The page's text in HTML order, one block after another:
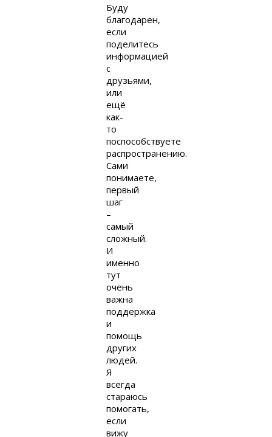
Буду
благодарен,
если
поделитесь
информацией
с
друзьями,
или
ещё
как-
то
поспособствуете
распространению.
Сами
понимаете,
первый
шаг
–
самый
сложный.
И
именно
тут
очень
важна
поддержка
и
помощь
других
людей.
Я
всегда
стараюсь
помогать,
если
вижу